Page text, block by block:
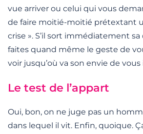
vue arriver ou celui qui vous
de faire moitié-moitié prétextant
crise ». S’il sort immédiatement
faites quand même le geste de
voir jusqu’où va son envie de
Le test de l’appart
Oui, bon, on ne juge pas un
dans lequel il vit. Enfin, quoique.